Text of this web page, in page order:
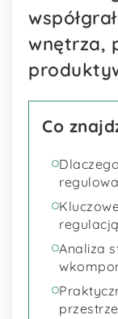
wnętrza,
Co
Analiza